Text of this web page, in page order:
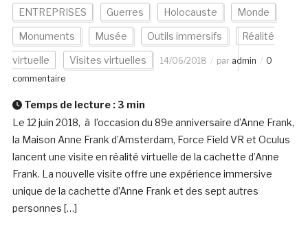
ENTREPRISES Guerres Holocauste Monde
Monuments Musée Outils immersifs Réalité
virtuelle Visites virtuelles 14/06/2018 par admin
0
commentaire
Temps de lecture : 3 min
Le 12 juin 2018, à l’occasion du 89e anniversaire d’Anne Frank,
la Maison Anne Frank d’Amsterdam, Force Field VR et Oculus
lancent une visite en réalité virtuelle de la cachette d’Anne
Frank. La nouvelle visite offre une expérience immersive
unique de la cachette d’Anne Frank et des sept autres
personnes […]